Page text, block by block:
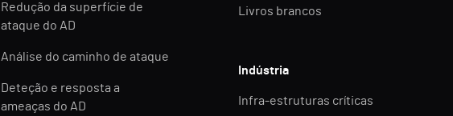
Redução da superfície de
ataque do AD
Análise do caminho de ataque
Deteção e resposta a
ameaças do AD
Livros brancos
Indústria
Infra-estruturas críticas